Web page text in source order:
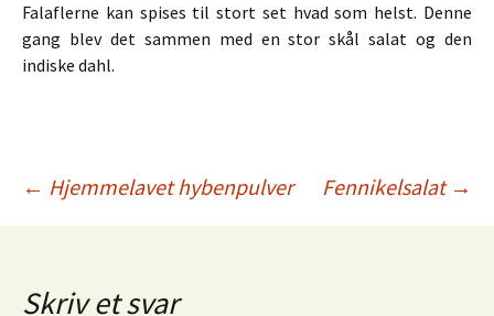
Falaflerne kan spises til stort set hvad som helst. Denne
gang blev det sammen med en stor skål salat og den
indiske dahl.
Indlægsnavigation
← Hjemmelavet hybenpulver Fennikelsalat →
Skriv et svar